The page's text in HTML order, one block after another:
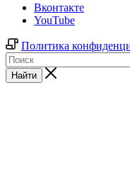
Вконтакте
YouTube
Политика
Найти